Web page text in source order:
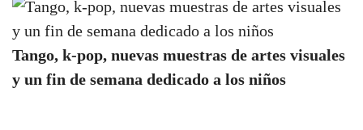
Tango, k-pop, nuevas muestras de artes visuales
y un fin de semana dedicado a los niños